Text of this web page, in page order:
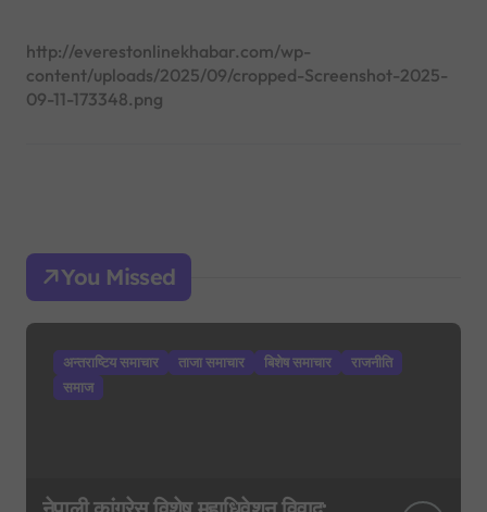
http://everestonlinekhabar.com/wp-
content/uploads/2025/09/cropped-Screenshot-2025-
09-11-173348.png
You Missed
अन्तराष्टिय समाचार ताजा समाचार बिशेष समाचार
राजनीति
समाज